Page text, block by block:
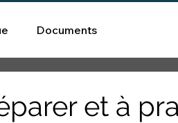
Documents
et à